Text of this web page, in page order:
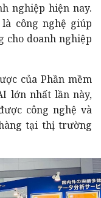
nghiệp hiện nay.
công nghệ giúp
cho doanh nghiệp
của Phần mềm
lớn nhất lần này,
công nghệ và
tại thị trường